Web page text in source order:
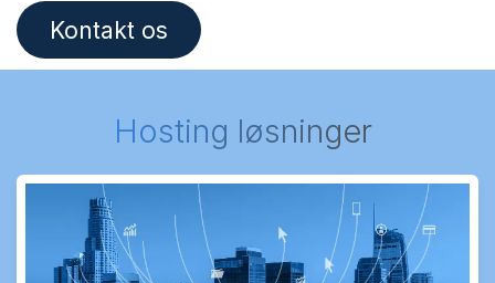
Kontakt os
Hosting løsninger